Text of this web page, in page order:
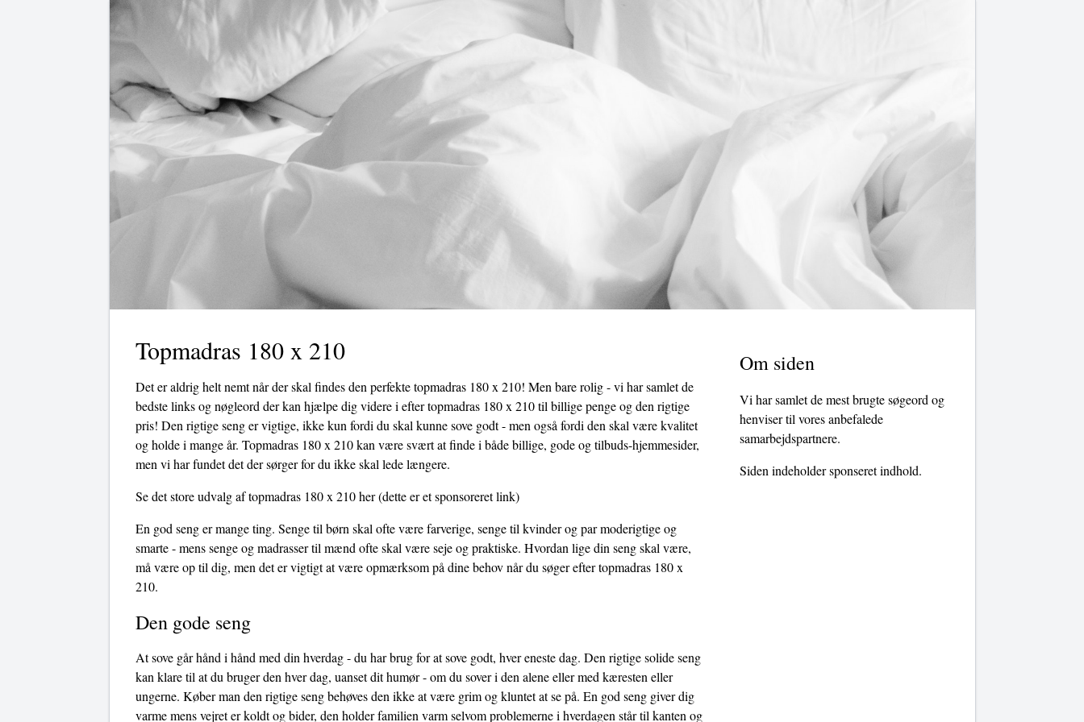
Topmadras 180 x 210
Det er aldrig helt nemt når der skal findes den perfekte topmadras 180 x 210! Men bare rolig - vi har samlet de
bedste links og nøgleord der kan hjælpe dig videre i efter topmadras 180 x 210 til billige penge og den rigtige
pris! Den rigtige seng er vigtige, ikke kun fordi du skal kunne sove godt - men også fordi den skal være kvalitet
og holde i mange år. Topmadras 180 x 210 kan være svært at finde i både billige, gode og tilbuds-hjemmesider,
men vi har fundet det der sørger for du ikke skal lede længere.
Se det store udvalg af topmadras 180 x 210 her(dette er et sponsoreret link)
En god seng er mange ting. Senge til børn skal ofte være farverige, senge til kvinder og par moderigtige og
smarte - mens senge og madrasser til mænd ofte skal være seje og praktiske. Hvordan lige din seng skal være,
må være op til dig, men det er vigtigt at være opmærksom på dine behov når du søger efter topmadras 180 x
210.
Den gode seng
At sove går hånd i hånd med din hverdag - du har brug for at sove godt, hver eneste dag. Den rigtige solide seng
kan klare til at du bruger den hver dag, uanset dit humør - om du sover i den alene eller med kæresten eller
ungerne. Køber man den rigtige seng behøves den ikke at være grim og kluntet at se på. En god seng giver dig
varme mens vejret er koldt og bider, den holder familien varm selvom problemerne i hverdagen står til kanten og
Om siden
Vi har samlet de mest brugte søgeord og
henviser til vores anbefalede
samarbejdspartnere.
Siden indeholder sponseret indhold.